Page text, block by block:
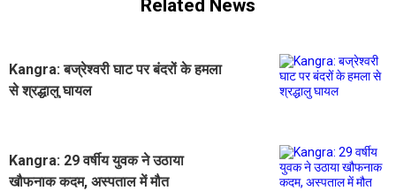
Related News
Kangra: बज्रेश्वरी घाट पर बंदरों के हमला
से श्रद्धालु घायल
Kangra: 29 वर्षीय युवक ने उठाया
खौफनाक कदम, अस्पताल में मौत